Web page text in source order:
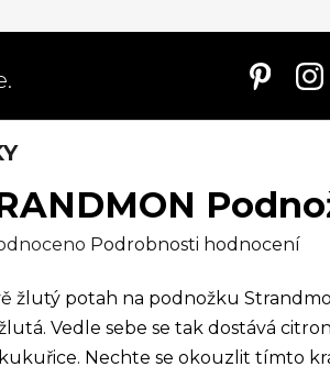
Podrobnosti hodnocení
žlutý potah na podnožku
Vedle sebe se tak dostává
Nechte se okouzlit tímto